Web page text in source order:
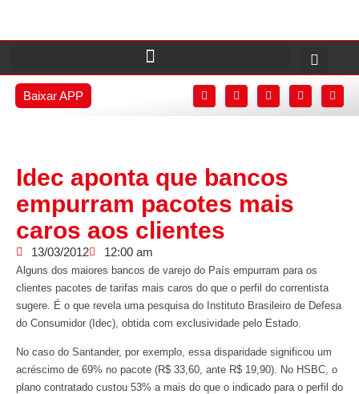
Baixar APP
Idec aponta que bancos
empurram pacotes mais
caros aos clientes
13/03/2012 12:00 am
Alguns dos maiores bancos de varejo do País empurram para os
clientes pacotes de tarifas mais caros do que o perfil do correntista
sugere. É o que revela uma pesquisa do Instituto Brasileiro de Defesa
do Consumidor (Idec), obtida com exclusividade pelo Estado.
No caso do Santander, por exemplo, essa disparidade significou um
acréscimo de 69% no pacote (R$ 33,60, ante R$ 19,90). No HSBC, o
plano contratado custou 53% a mais do que o indicado para o perfil do